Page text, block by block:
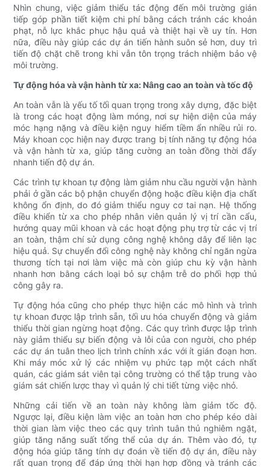
Nhìn chung, việc giảm thiểu tác động đến môi trường gián
tiếp góp phần tiết kiệm chi phí bằng cách tránh các khoản
phạt, nỗ lực khắc phục hậu quả và thiệt hại về uy tín. Hơn
nữa, điều này giúp các dự án tiến hành suôn sẻ hơn, duy trì
tiến độ chặt chẽ trong khi vẫn tôn trọng trách nhiệm bảo vệ
môi trường.
Tự động hóa và vận hành từ xa: Nâng cao an toàn và tốc độ
An toàn vẫn là yếu tố tối quan trọng trong xây dựng, đặc biệt
là trong các hoạt động làm móng, nơi sự hiện diện của máy
móc hạng nặng và điều kiện nguy hiểm tiềm ẩn nhiều rủi ro.
Máy khoan cọc hiện nay được trang bị tính năng tự động hóa
và vận hành từ xa, giúp tăng cường an toàn đồng thời đẩy
nhanh tiến độ dự án.
Các trình tự khoan tự động làm giảm nhu cầu người vận hành
phải ở gần các bộ phận chuyển động hoặc điều kiện địa chất
không ổn định, do đó giảm thiểu nguy cơ tai nạn. Hệ thống
điều khiển từ xa cho phép nhân viên quản lý vị trí cần cẩu,
hướng quay mũi khoan và các hoạt động phụ trợ từ các vị trí
an toàn, thậm chí sử dụng công nghệ không dây để liên lạc
hiệu quả. Sự chuyển đổi công nghệ này không chỉ ngăn ngừa
thương tích tại nơi làm việc mà còn giúp chu kỳ vận hành
nhanh hơn bằng cách loại bỏ sự chậm trễ do phối hợp thủ
công gây ra.
Tự động hóa cũng cho phép thực hiện các mô hình và trình
tự khoan được lập trình sẵn, tối ưu hóa chuyển động và giảm
thiểu thời gian ngừng hoạt động. Các quy trình được lập trình
này giảm thiểu sự biến động và lỗi của con người, cho phép
các dự án tuân theo lịch trình chính xác với ít gián đoạn hơn.
Khi máy móc xử lý các nhiệm vụ phức tạp một cách nhất
quán, các giám sát viên tại công trường có thể tập trung vào
giám sát chiến lược thay vì quản lý chi tiết từng việc nhỏ.
Những cải tiến về an toàn này không làm giảm tốc độ.
Ngược lại, điều kiện làm việc an toàn hơn cho phép kéo dài
thời gian làm việc theo các quy trình tuân thủ nghiêm ngặt,
giúp tăng năng suất tổng thể của dự án. Thêm vào đó, tự
động hóa giúp tăng tính dự đoán về tiến độ dự án, điều này
rất quan trọng để đáp ứng thời hạn hợp đồng và tránh các